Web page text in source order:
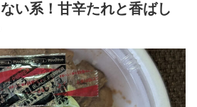
い系！甘辛たれと香ばし